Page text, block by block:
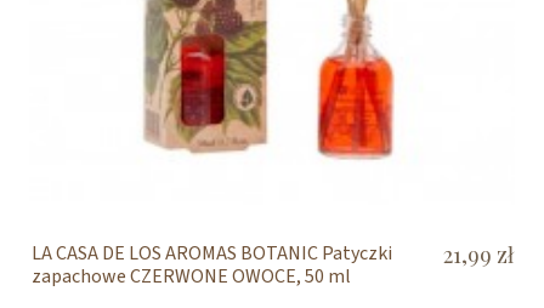
LA CASA DE LOS AROMAS BOTANIC Patyczki
zapachowe CZERWONE OWOCE, 50 ml
21,99 zł